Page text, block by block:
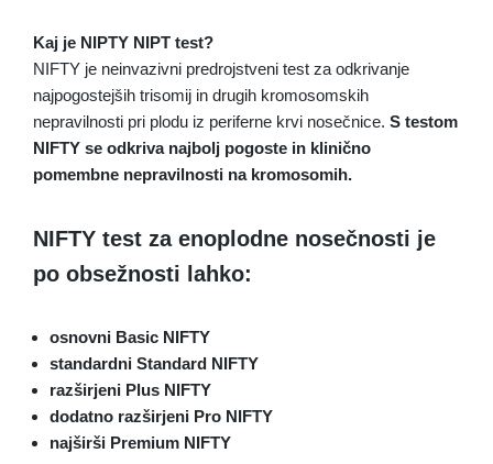
Kaj je NIPTY NIPT test?
NIFTY je neinvazivni predrojstveni test za odkrivanje
najpogostejših trisomij in drugih kromosomskih
nepravilnosti pri plodu iz periferne krvi nosečnice. S testom
NIFTY se odkriva najbolj pogoste in klinično
pomembne nepravilnosti na kromosomih.
NIFTY test za enoplodne nosečnosti je
po obsežnosti lahko:
osnovni Basic NIFTY
standardni Standard NIFTY
razširjeni Plus NIFTY
dodatno razširjeni Pro NIFTY
najširši Premium NIFTY